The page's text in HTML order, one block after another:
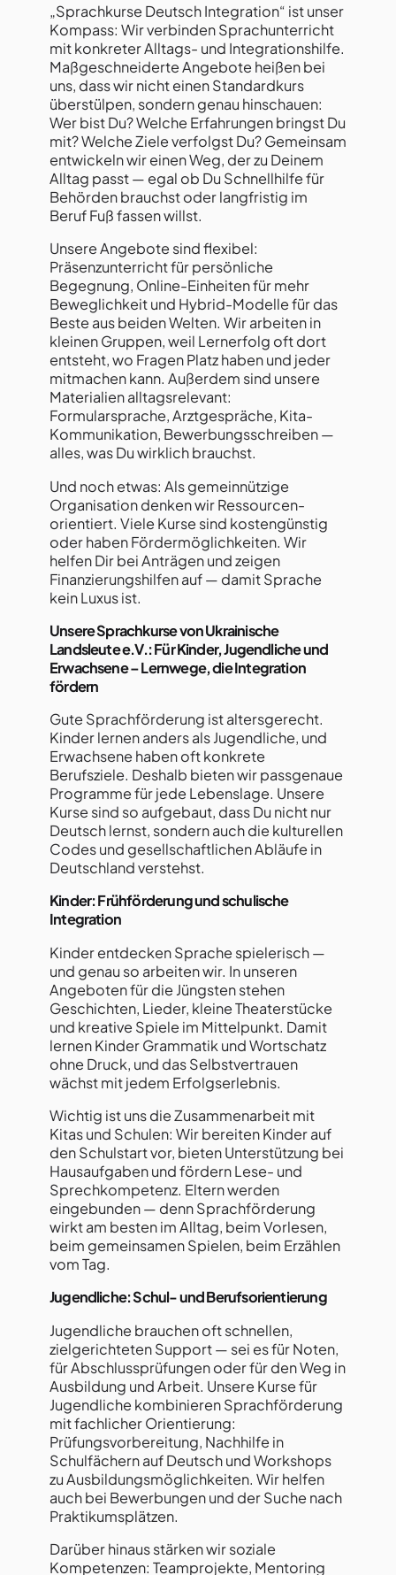
„Sprachkurse Deutsch Integration“ ist unser
Kompass: Wir verbinden Sprachunterricht
mit konkreter Alltags- und Integrationshilfe.
Maßgeschneiderte Angebote heißen bei
uns, dass wir nicht einen Standardkurs
überstülpen, sondern genau hinschauen:
Wer bist Du? Welche Erfahrungen bringst Du
mit? Welche Ziele verfolgst Du? Gemeinsam
entwickeln wir einen Weg, der zu Deinem
Alltag passt — egal ob Du Schnellhilfe für
Behörden brauchst oder langfristig im
Beruf Fuß fassen willst.
Unsere Angebote sind flexibel:
Präsenzunterricht für persönliche
Begegnung, Online-Einheiten für mehr
Beweglichkeit und Hybrid-Modelle für das
Beste aus beiden Welten. Wir arbeiten in
kleinen Gruppen, weil Lernerfolg oft dort
entsteht, wo Fragen Platz haben und jeder
mitmachen kann. Außerdem sind unsere
Materialien alltagsrelevant:
Formularsprache, Arztgespräche, Kita-
Kommunikation, Bewerbungsschreiben —
alles, was Du wirklich brauchst.
Und noch etwas: Als gemeinnützige
Organisation denken wir Ressourcen-
orientiert. Viele Kurse sind kostengünstig
oder haben Fördermöglichkeiten. Wir
helfen Dir bei Anträgen und zeigen
Finanzierungshilfen auf — damit Sprache
kein Luxus ist.
Unsere Sprachkurse von Ukrainische
Landsleute e.V.: Für Kinder, Jugendliche und
Erwachsene – Lernwege, die Integration
fördern
Gute Sprachförderung ist altersgerecht.
Kinder lernen anders als Jugendliche, und
Erwachsene haben oft konkrete
Berufsziele. Deshalb bieten wir passgenaue
Programme für jede Lebenslage. Unsere
Kurse sind so aufgebaut, dass Du nicht nur
Deutsch lernst, sondern auch die kulturellen
Codes und gesellschaftlichen Abläufe in
Deutschland verstehst.
Kinder: Frühförderung und schulische
Integration
Kinder entdecken Sprache spielerisch —
und genau so arbeiten wir. In unseren
Angeboten für die Jüngsten stehen
Geschichten, Lieder, kleine Theaterstücke
und kreative Spiele im Mittelpunkt. Damit
lernen Kinder Grammatik und Wortschatz
ohne Druck, und das Selbstvertrauen
wächst mit jedem Erfolgserlebnis.
Wichtig ist uns die Zusammenarbeit mit
Kitas und Schulen: Wir bereiten Kinder auf
den Schulstart vor, bieten Unterstützung bei
Hausaufgaben und fördern Lese- und
Sprechkompetenz. Eltern werden
eingebunden — denn Sprachförderung
wirkt am besten im Alltag, beim Vorlesen,
beim gemeinsamen Spielen, beim Erzählen
vom Tag.
Jugendliche: Schul- und Berufsorientierung
Jugendliche brauchen oft schnellen,
zielgerichteten Support — sei es für Noten,
für Abschlussprüfungen oder für den Weg in
Ausbildung und Arbeit. Unsere Kurse für
Jugendliche kombinieren Sprachförderung
mit fachlicher Orientierung:
Prüfungsvorbereitung, Nachhilfe in
Schulfächern auf Deutsch und Workshops
zu Ausbildungsmöglichkeiten. Wir helfen
auch bei Bewerbungen und der Suche nach
Praktikumsplätzen.
Darüber hinaus stärken wir soziale
Kompetenzen: Teamprojekte, Mentoring